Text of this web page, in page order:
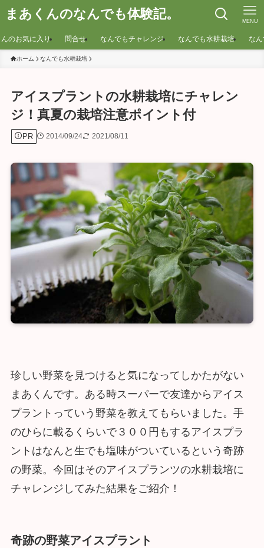
まあくんのなんでも体験記。 MENU
のお気に入り 問合せ なんでもチャレンジ なんでも水耕栽培 な
ホーム なんでも水耕栽培
アイスプラントの水耕栽培にチャレン
ジ！真夏の栽培注意ポイント付
PR 2014/09/24 2021/08/11
珍しい野菜を見つけると気になってしかたがない
まあくんです。ある時スーパーで友達からアイス
プラントっていう野菜を教えてもらいました。手
のひらに載るくらいで３００円もするアイスプラ
ントはなんと生でも塩味がついているという奇跡
の野菜。今回はそのアイスプランツの水耕栽培に
チャレンジしてみた結果をご紹介！
奇跡の野菜アイスプラント